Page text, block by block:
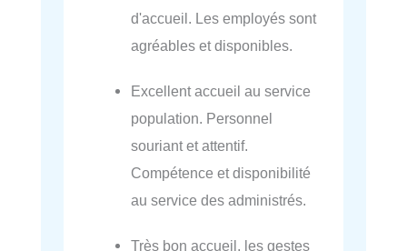
d'accueil. Les employés sont
agréables et disponibles.
Excellent accueil au service
population. Personnel
souriant et attentif.
Compétence et disponibilité
au service des administrés.
Très bon accueil, les gestes